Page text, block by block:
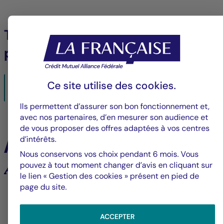
Télécharger le communiqué de
presse
GLF_GUILLAUME_CADIOU_FR_FINALbis.pdf
À la une
Analyses et tendances des marchés
Ce site utilise des cookies.
Ils permettent d’assurer son bon fonctionnement et,
avec nos partenaires, d’en mesurer son audience et
de vous proposer des offres adaptées à vos centres
d’intérêts.
Nous conservons vos choix pendant 6 mois. Vous
pouvez à tout moment changer d’avis en cliquant sur
le lien « Gestion des cookies » présent en pied de
page du site.
ACCEPTER